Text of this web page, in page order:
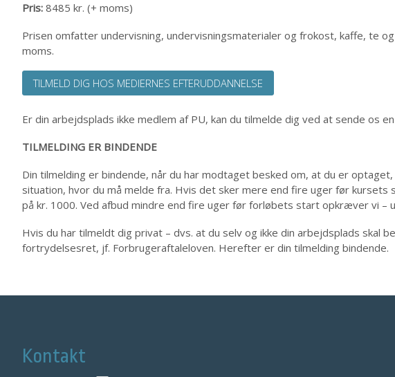
Pris: 8485 kr. (+ moms)
Prisen omfatter undervisning, undervisningsmaterialer og frokost, kaffe, te
moms.
TILMELD DIG HOS MEDIERNES EFTERUDDANNELSE
Er din arbejdsplads ikke medlem af PU, kan du tilmelde dig ved at sende os en
TILMELDING ER BINDENDE
Din tilmelding er bindende, når du har modtaget besked om, at du er
situation, hvor du må melde fra. Hvis det sker mere end fire uger før
på kr. 1000. Ved afbud mindre end fire uger før forløbets start opkræver vi –
Hvis du har tilmeldt dig privat – dvs. at du selv og ikke din arbejdsplads skal
fortrydelsesret, jf. Forbrugeraftaleloven. Herefter er din tilmelding bindende.
Kontakt